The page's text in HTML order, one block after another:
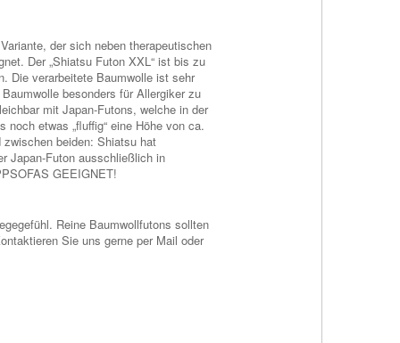
der sich neben therapeutischen
Der „Shiatsu Futon XXL“ ist bis zu
Die verarbeitete Baumwolle ist sehr
besonders für Allergiker zu
mit Japan-Futons, welche in der
etwas „fluffig“ eine Höhe von ca.
beiden: Shiatsu hat
Japan-Futon ausschließlich in
GEEIGNET!
Reine Baumwollfutons sollten
Sie uns gerne per Mail oder